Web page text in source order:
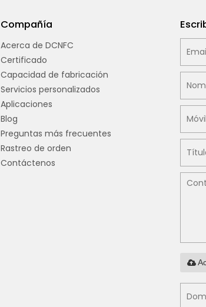
Compañía
Acerca de DCNFC
Certificado
Capacidad de fabricación
Servicios personalizados
Aplicaciones
Blog
Preguntas más frecuentes
Rastreo de orden
Contáctenos